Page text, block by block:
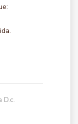
D.c.